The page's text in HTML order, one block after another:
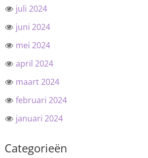
juli 2024
juni 2024
mei 2024
april 2024
maart 2024
februari 2024
januari 2024
Categorieën